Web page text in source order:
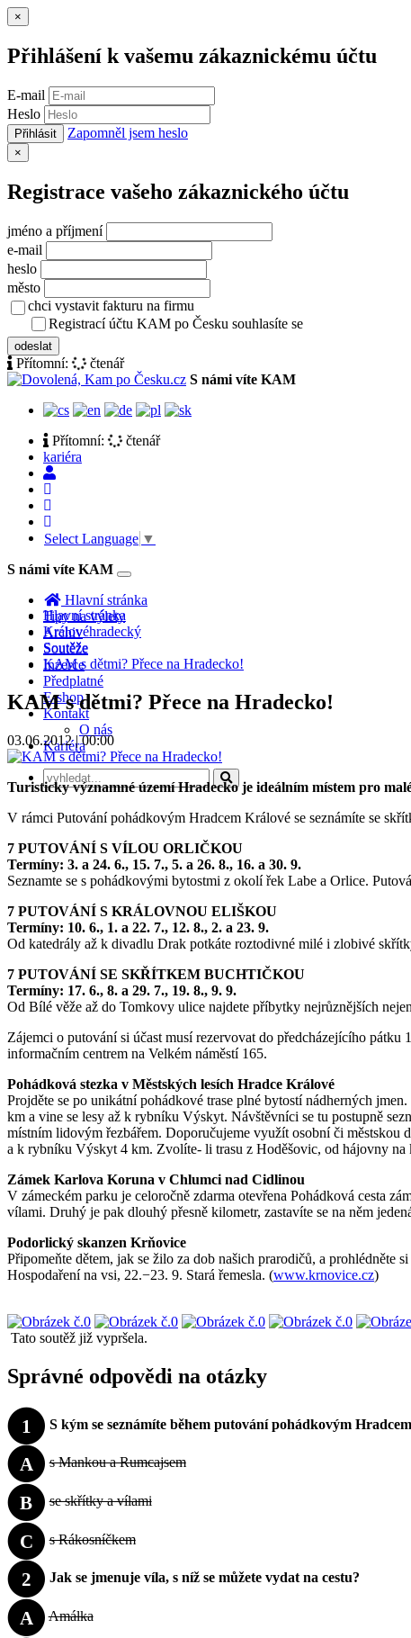
×
Přihlášení k vašemu zákaznickému účtu
E-mail
Heslo
Přihlásit Zapomněl jsem heslo
×
Registrace vašeho zákaznického účtu
jméno a příjmení
e-mail
heslo
město
chci vystavit fakturu na firmu
Registrací účtu KAM po Česku souhlasíte se
odeslat
Přítomní:
čtenář
S námi víte KAM
Přítomní:
čtenář
kariéra
Select Language ▼
S námi víte KAM
Toggle
navigation
Hlavní stránka
Tipy na výlety
Archiv
Soutěže
Inzerce
Předplatné
E-shop
Kontakt
O nás
Kariéra
Hlavní stránka
Královéhradecký
Soutěže
KAM s dětmi? Přece na Hradecko!
KAM s dětmi? Přece na Hradecko!
03.06.2012 | 00:00
Turisticky významné území Hradecko je ideálním místem pro
V rámci Putování pohádkovým Hradcem Králové se seznámíte se
7 PUTOVÁNÍ S VÍLOU ORLIČKOU
Termíny: 3. a 24. 6., 15. 7., 5. a 26. 8., 16. a 30. 9.
Seznamte se s pohádkovými bytostmi z okolí řek Labe a Orlice.
7 PUTOVÁNÍ S KRÁLOVNOU ELIŠKOU
Termíny: 10. 6., 1. a 22. 7., 12. 8., 2. a 23. 9.
Od katedrály až k divadlu Drak potkáte roztodivné milé i zlobivé
7 PUTOVÁNÍ SE SKŘÍTKEM BUCHTIČKOU
Termíny: 17. 6., 8. a 29. 7., 19. 8., 9. 9.
Od Bílé věže až do Tomkovy ulice najdete příbytky nejrůznějších
Zájemci o putování si účast musí rezervovat do předcházejícího
informačním centrem na Velkém náměstí 165.
Pohádková stezka v Městských lesích Hradce Králové
Projděte se po unikátní pohádkové trase plné bytostí nádherných
km a vine se lesy až k rybníku Výskyt. Návštěvníci se tu postupně
místním lidovým řezbářem. Doporučujeme využít osobní či
a k rybníku Výskyt 4 km. Zvolíte- li trasu z Hoděšovic, od hájovny
Zámek Karlova Koruna v Chlumci nad Cidlinou
V zámeckém parku je celoročně zdarma otevřena Pohádková cesta
vílami. Druhý je pak dlouhý přesně kilometr, zastavíte se na něm
Podorlický skanzen Krňovice
Připomeňte dětem, jak se žilo za dob našich prarodičů, a
Hospodaření na vsi, 22.−23. 9. Stará řemesla. (www.krnovice.cz)
Tato soutěž již vypršela.
Správné odpovědi na otázky
1 S kým se seznámíte během putování pohádkovým
A s Mankou a Rumcajsem
B se skřítky a vílami
C s Rákosníčkem
2 Jak se jmenuje víla, s níž se můžete vydat na cestu?
A Amálka